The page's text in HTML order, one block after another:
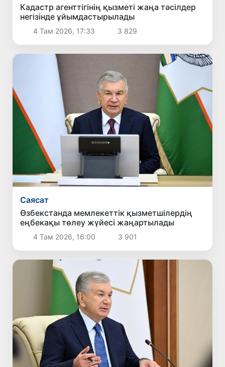
Кадастр агенттігінің қызметі жаңа тәсілдер
негізінде ұйымдастырылады
4 Там 2026, 17:33 3 829
Саясат
Өзбекстанда мемлекеттік қызметшілердің
еңбекақы төлеу жүйесі жаңартылады
4 Там 2026, 16:00 3 901